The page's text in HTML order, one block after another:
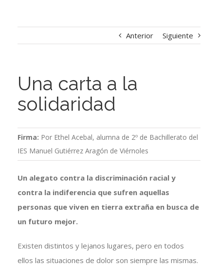
Anterior Siguiente
Una carta a la
solidaridad
Firma: Por Ethel Acebal, alumna de 2º de Bachillerato del
IES Manuel Gutiérrez Aragón de Viérnoles
Un alegato contra la discriminación racial y
contra la indiferencia que sufren aquellas
personas que viven en tierra extraña en busca de
un futuro mejor.
Existen distintos y lejanos lugares, pero en todos
ellos las situaciones de dolor son siempre las mismas.